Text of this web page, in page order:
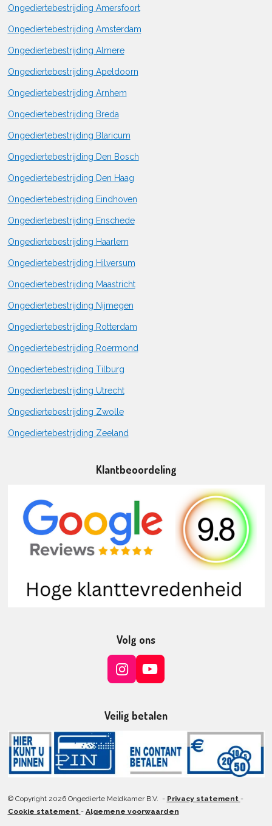
Ongediertebestrijding Amersfoort
Ongediertebestrijding Amsterdam
Ongediertebestrijding Almere
Ongediertebestrijding Apeldoorn
Ongediertebestrijding Arnhem
Ongediertebestrijding Breda
Ongediertebestrijding Blaricum
Ongediertebestrijding Den Bosch
Ongediertebestrijding Den Haag
Ongediertebestrijding Eindhoven
Ongediertebestrijding Enschede
Ongediertebestrijding Haarlem
Ongediertebestrijding Hilversum
Ongediertebestrijding Maastricht
Ongediertebestrijding Nijmegen
Ongediertebestrijding Rotterdam
Ongediertebestrijding Roermond
Ongediertebestrijding Tilburg
Ongediertebestrijding Utrecht
Ongediertebestrijding Zwolle
Ongediertebestrijding Zeeland
Klantbeoordeling
Volg ons
I
t
Y
T
e
Veilig betalen
© Copyright 2026 Ongedierte Meldkamer B.V. - Privacy statement -
Cookie statement - Algemene voorwaarden